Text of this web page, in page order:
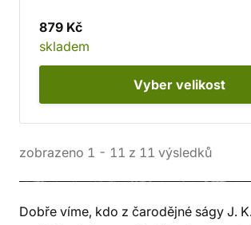
879 Kč
skladem
Vyber velikost
zobrazeno 1 - 11 z 11 výsledků
Dobře víme, kdo z čarodějné ságy J.